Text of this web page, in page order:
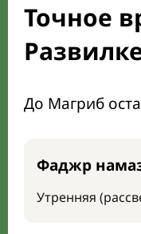
Направление
Точное
До Магриб
Фаджр
Утренняя